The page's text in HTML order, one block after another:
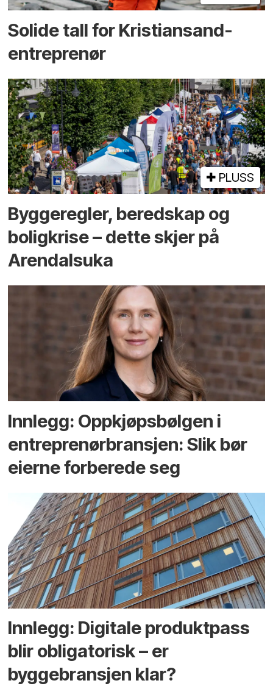
Solide tall for Kristiansand-
entreprenør
PLUSS
Bygge­regler, beredskap og
bolig­krise – dette skjer på
Arendals­uka
Innlegg: Oppkjøps­bølgen i
entreprenør­bransjen: Slik bør
eierne forberede seg
Innlegg: Digitale produktpass
blir obligatorisk – er
byggebransjen klar?